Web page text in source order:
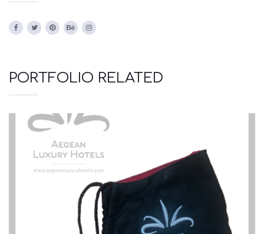
PORTFOLIO RELATED
Μάσκες